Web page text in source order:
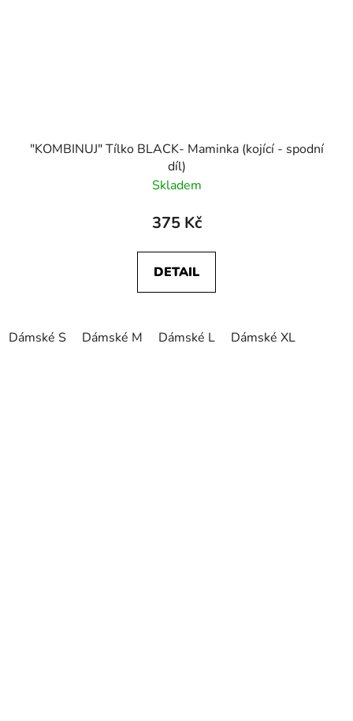
"KOMBINUJ" Tílko BLACK- Maminka (kojící - spodní
díl)
Skladem
375 Kč
DETAIL
Dámské S Dámské M Dámské L Dámské XL